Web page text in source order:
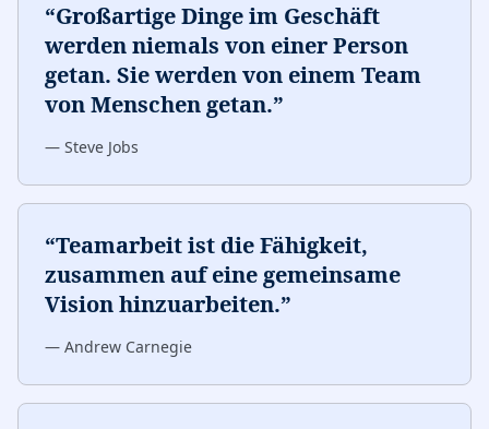
“Großartige Dinge im Geschäft
werden niemals von einer Person
getan. Sie werden von einem Team
von Menschen getan.”
— Steve Jobs
“Teamarbeit ist die Fähigkeit,
zusammen auf eine gemeinsame
Vision hinzuarbeiten.”
— Andrew Carnegie